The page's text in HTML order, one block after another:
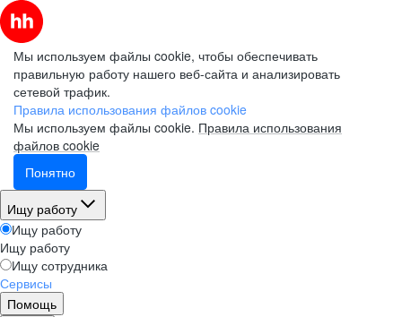
Мы используем файлы cookie, чтобы обеспечивать
правильную работу нашего веб-сайта и анализировать
сетевой трафик.
Правила использования файлов cookie
Мы используем файлы cookie. Правила использования
файлов cookie
Понятно
Ищу работу
Ищу работу
Ищу работу
Ищу сотрудника
Сервисы
Помощь